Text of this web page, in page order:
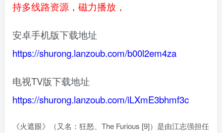
持多线路资源，磁力播放，
安卓手机版下载地址
https://shurong.lanzoub.com/b00l2em4za
电视TV版下载地址
https://shurong.lanzoub.com/iLXmE3bhmf3c
《火遮眼》（又名：狂怒、The Furious [9]）是由江志强担任